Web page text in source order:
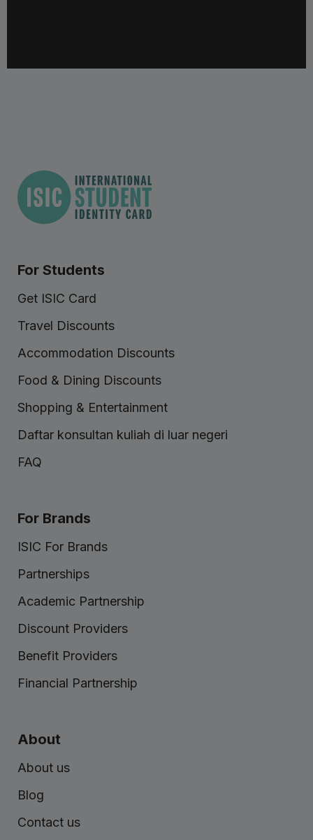
For Students
Get ISIC Card
Travel Discounts
Accommodation Discounts
Food & Dining Discounts
Shopping & Entertainment
Daftar konsultan kuliah di luar negeri
FAQ
For Brands
ISIC For Brands
Partnerships
Academic Partnership
Discount Providers
Benefit Providers
Financial Partnership
About
About us
Blog
Contact us